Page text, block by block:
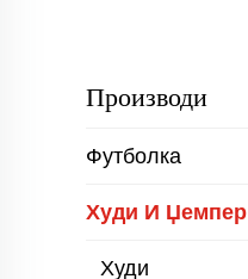
Производи
Футболка
Худи И Џемпер
Худи